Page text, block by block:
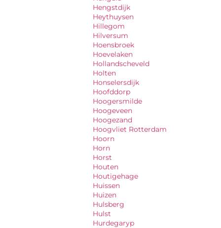
Hengstdijk
Heythuysen
Hillegom
Hilversum
Hoensbroek
Hoevelaken
Hollandscheveld
Holten
Honselersdijk
Hoofddorp
Hoogersmilde
Hoogeveen
Hoogezand
Hoogvliet Rotterdam
Hoorn
Horn
Horst
Houten
Houtigehage
Huissen
Huizen
Hulsberg
Hulst
Hurdegaryp